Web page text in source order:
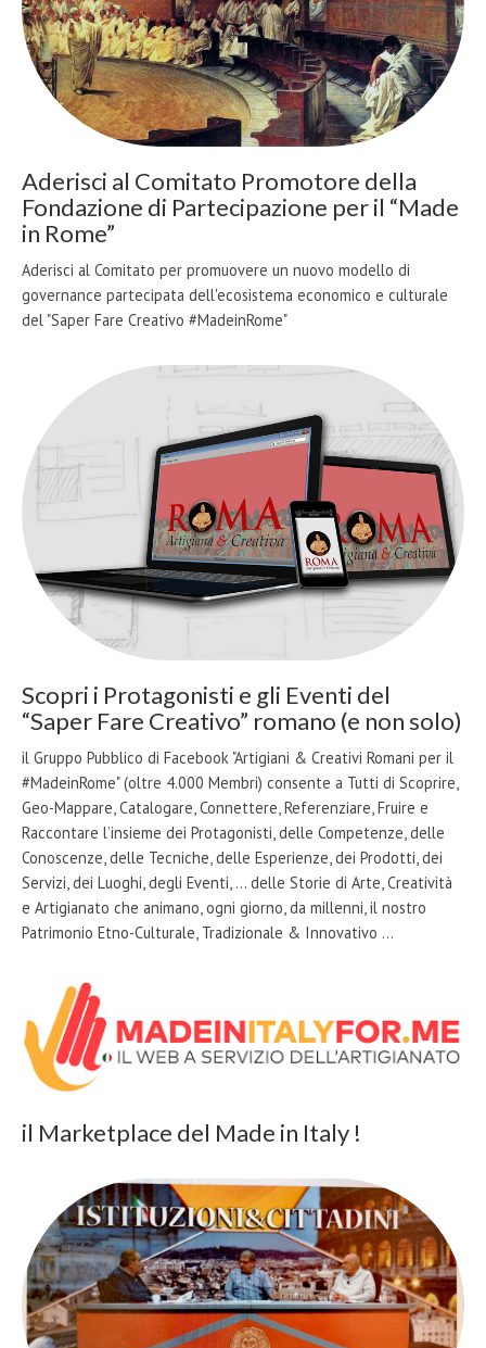
Aderisci al Comitato Promotore della
Fondazione di Partecipazione per il “Made
in Rome”
Aderisci al Comitato per promuovere un nuovo modello di
governance partecipata dell'ecosistema economico e culturale
del "Saper Fare Creativo #MadeinRome"
Scopri i Protagonisti e gli Eventi del
“Saper Fare Creativo” romano (e non solo)
il Gruppo Pubblico di Facebook "Artigiani & Creativi Romani per il
#MadeinRome" (oltre 4.000 Membri) consente a Tutti di Scoprire,
Geo-Mappare, Catalogare, Connettere, Referenziare, Fruire e
Raccontare l’insieme dei Protagonisti, delle Competenze, delle
Conoscenze, delle Tecniche, delle Esperienze, dei Prodotti, dei
Servizi, dei Luoghi, degli Eventi, … delle Storie di Arte, Creatività
e Artigianato che animano, ogni giorno, da millenni, il nostro
Patrimonio Etno-Culturale, Tradizionale & Innovativo …
il Marketplace del Made in Italy !